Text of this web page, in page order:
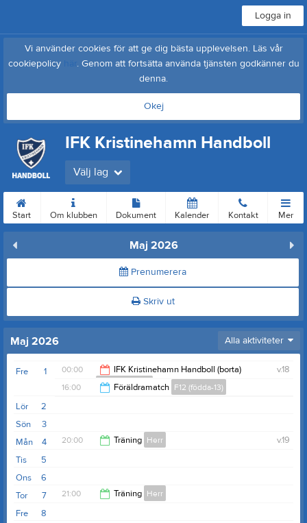
Logga in
Vi använder cookies för att ge dig bästa upplevelsen. Läs vår
cookiepolicy
. Genom att fortsätta använda tjänsten godkänner du
denna.
Okej
IFK Kristinehamn Handboll
Välj lag
Start Om klubben Dokument Kalender Kontakt Mer
Maj 2026
Prenumerera
Skriv ut
Maj 2026 Alla aktiviteter
1
Fre v.18
00:00
IFK Kristinehamn Handboll (borta)
P10 (födda -15)
16:00 Föräldramatch F12 (födda-13)
2
Lör
3
Sön
4
Mån v.19
20:00 Träning Herr
5
Tis
6
Ons
7
Tor 21:00 Träning Herr
8
Fre